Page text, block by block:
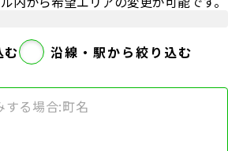
む
沿線・駅から絞り込む